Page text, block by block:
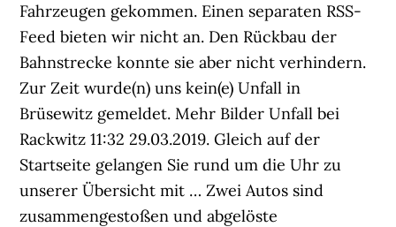
Fahrzeugen gekommen. Einen separaten RSS-
Feed bieten wir nicht an. Den Rückbau der
Bahnstrecke konnte sie aber nicht verhindern.
Zur Zeit wurde(n) uns kein(e) Unfall in
Brüsewitz gemeldet. Mehr Bilder Unfall bei
Rackwitz 11:32 29.03.2019. Gleich auf der
Startseite gelangen Sie rund um die Uhr zu
unserer Übersicht mit … Zwei Autos sind
zusammengestoßen und abgelöste